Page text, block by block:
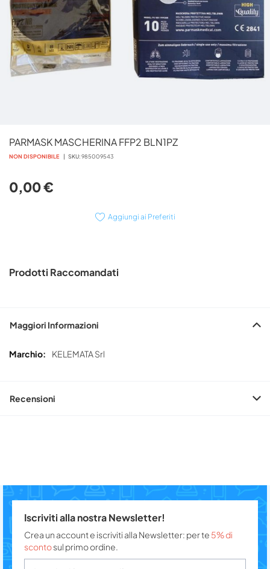
PARMASK MASCHERINA FFP2 BLN1PZ
NON DISPONIBILE SKU 985009543
0,00 €
Aggiungi ai Preferiti
all'inizio
della
immagini
Prodotti Raccomandati
Maggiori Informazioni
Maggiori
KELEMATA Srl
Recensioni
Iscriviti alla nostra Newsletter!
Crea un account e iscriviti alla Newsletter: per te 5% di
scontosul primo ordine.